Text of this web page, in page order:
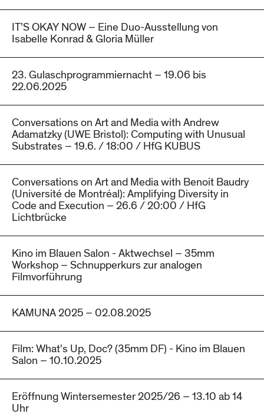
IT’S OKAY NOW – Eine Duo-Ausstellung von
Isabelle Konrad & Gloria Müller
23. Gulaschprogrammiernacht – 19.06 bis
22.06.2025
Conversations on Art and Media with Andrew
Adamatzky (UWE Bristol): Computing with Unusual
Substrates – 19.6. / 18:00 / HfG KUBUS
Conversations on Art and Media with Benoit Baudry
(Université de Montréal): Amplifying Diversity in
Code and Execution – 26.6 / 20:00 / HfG
Lichtbrücke
Kino im Blauen Salon - Aktwechsel – 35mm
Workshop – Schnupperkurs zur analogen
Filmvorführung
KAMUNA 2025 – 02.08.2025
Film: What's Up, Doc? (35mm DF) - Kino im Blauen
Salon – 10.10.2025
Eröffnung Wintersemester 2025/26 – 13.10 ab 14
Uhr